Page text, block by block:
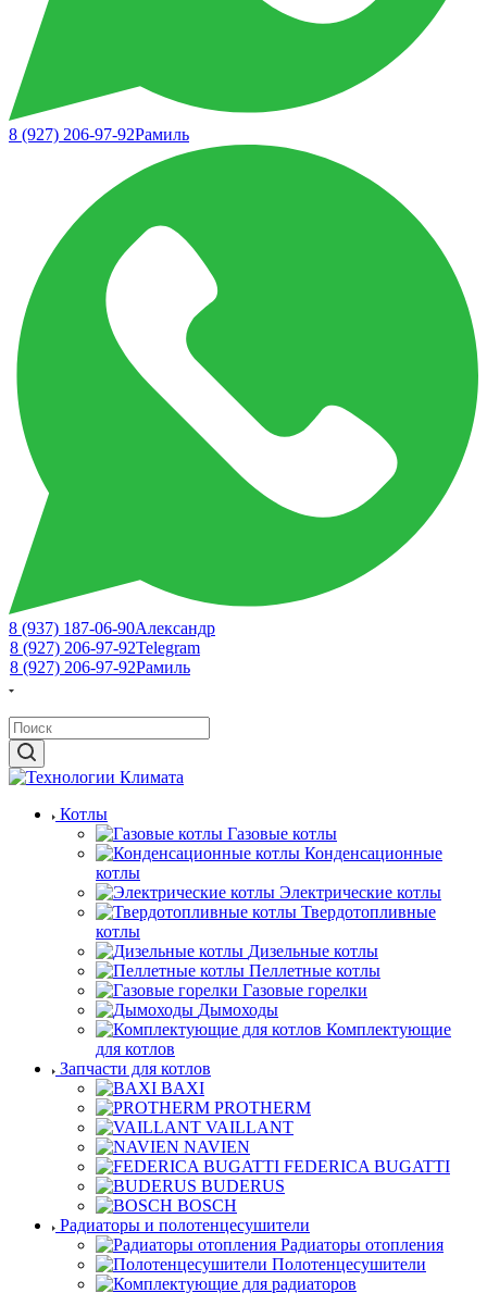
8 (927) 206-97-92Рамиль
8 (937) 187-06-90Александр
8 (927) 206-97-92Telegram
8 (927) 206-97-92Рамиль
Котлы
Газовые котлы
Конденсационные
котлы
Электрические котлы
Твердотопливные
котлы
Дизельные котлы
Пеллетные котлы
Газовые горелки
Дымоходы
Комплектующие
для котлов
Запчасти для котлов
BAXI
PROTHERM
VAILLANT
NAVIEN
FEDERICA BUGATTI
BUDERUS
BOSCH
Радиаторы и полотенцесушители
Радиаторы отопления
Полотенцесушители